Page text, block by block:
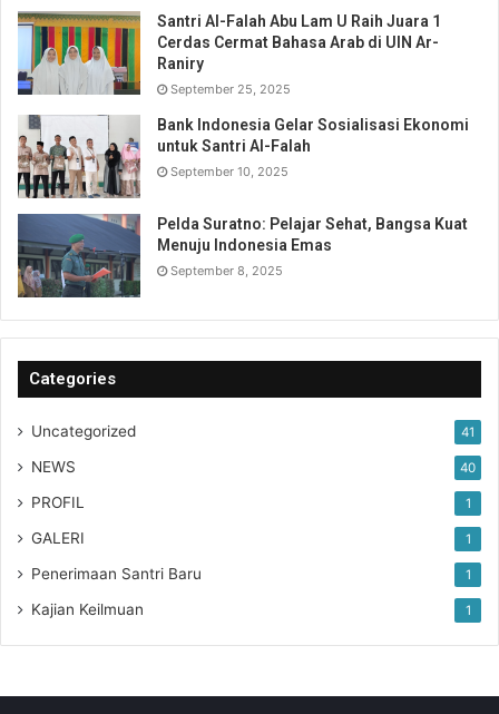
Santri Al-Falah Abu Lam U Raih Juara 1
Cerdas Cermat Bahasa Arab di UIN Ar-
Raniry
September 25, 2025
Bank Indonesia Gelar Sosialisasi Ekonomi
untuk Santri Al-Falah
September 10, 2025
Pelda Suratno: Pelajar Sehat, Bangsa Kuat
Menuju Indonesia Emas
September 8, 2025
Categories
Uncategorized 41
NEWS 40
PROFIL 1
GALERI 1
Penerimaan Santri Baru 1
Kajian Keilmuan 1